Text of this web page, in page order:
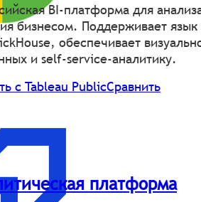
BI-платформа для
бизнесом. Поддерживает язык
обеспечивает
и self-service-аналитику.
с Tableau PublicСравнить
платформа